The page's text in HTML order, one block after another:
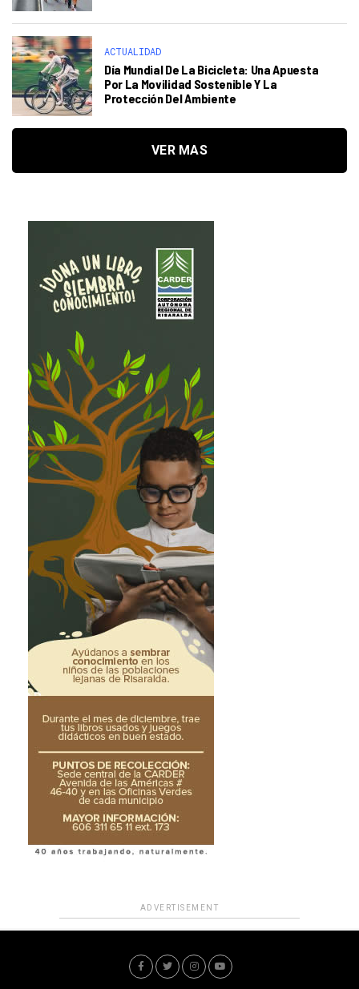
ACTUALIDAD
Día Mundial De La Bicicleta: Una Apuesta
Por La Movilidad Sostenible Y La
Protección Del Ambiente
VER MAS
ADVERTISEMENT